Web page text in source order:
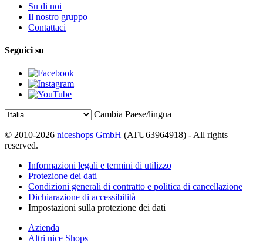
Su di noi
Il nostro gruppo
Contattaci
Seguici su
Cambia Paese/lingua
© 2010-2026 niceshops GmbH (ATU63964918) - All rights
reserved.
Informazioni legali e termini di utilizzo
Protezione dei dati
Condizioni generali di contratto e politica di cancellazione
Dichiarazione di accessibilità
Impostazioni sulla protezione dei dati
Azienda
Altri nice Shops